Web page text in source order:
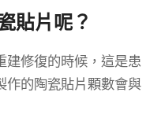
貼片呢？
建修復的時候，這是患
作的陶瓷貼片顆數會與